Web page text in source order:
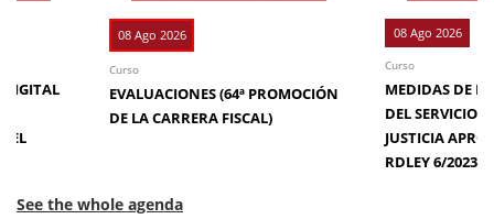
DIGITAL
EL
08 Ago 2026
Curso
EVALUACIONES (64ª PROMOCIÓN
DE LA CARRERA FISCAL)
08 Ago 2026
Curso
MEDIDAS DE
DEL SERVICIO
JUSTICIA
RDLEY 6/2023
See the whole agenda